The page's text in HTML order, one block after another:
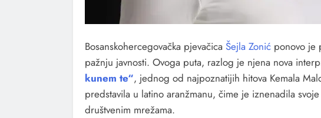
Bosanskohercegovačka pjevačica Šejla Zonić ponovo je
pažnju javnosti. Ovoga puta, razlog je njena nova
kunem te“, jednog od najpoznatijih hitova Kemala
predstavila u latino aranžmanu, čime je iznenadila
društvenim mrežama.